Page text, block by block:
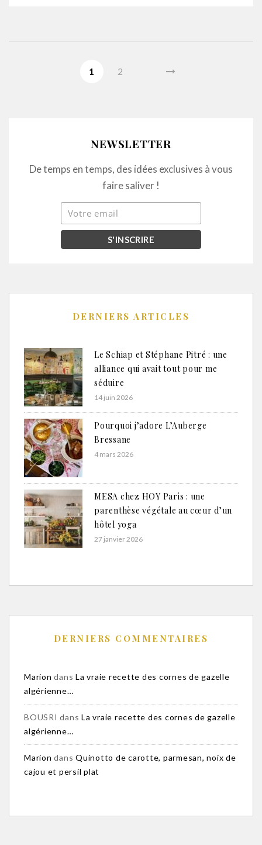
1 2
NEWSLETTER
De temps en temps, des idées exclusives à vous
faire saliver !
DERNIERS ARTICLES
Le Schiap et Stéphane Pitré : une
alliance qui avait tout pour me
séduire
14 juin 2026
Pourquoi j’adore L’Auberge
Bressane
4 mars 2026
MESA chez HOY Paris : une
parenthèse végétale au cœur d’un
hôtel yoga
27 janvier 2026
DERNIERS COMMENTAIRES
Marion dans La vraie recette des cornes de gazelle
algérienne…
BOUSRI dans La vraie recette des cornes de gazelle
algérienne…
Marion dans Quinotto de carotte, parmesan, noix de
cajou et persil plat